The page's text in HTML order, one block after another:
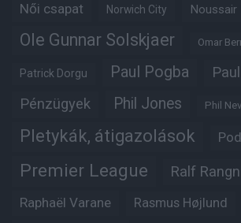
Női csapat Norwich City Noussair
Ole Gunnar Solskjaer Omar
Patrick Dorgu Paul Pogba
Pénzügyek Phil Jones Phil
Pletykák, átigazolások
Premier League Ralf
Raphaël Varane Rasmus Højlund